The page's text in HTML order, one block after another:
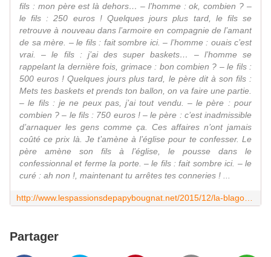
fils : mon père est là dehors… – l’homme : ok, combien ? –
le fils : 250 euros ! Quelques jours plus tard, le fils se
retrouve à nouveau dans l’armoire en compagnie de l’amant
de sa mère. – le fils : fait sombre ici. – l’homme : ouais c’est
vrai. – le fils : j’ai des super baskets… – l’homme se
rappelant la dernière fois, grimace : bon combien ? – le fils :
500 euros ! Quelques jours plus tard, le père dit à son fils :
Mets tes baskets et prends ton ballon, on va faire une partie.
– le fils : je ne peux pas, j’ai tout vendu. – le père : pour
combien ? – le fils : 750 euros ! – le père : c’est inadmissible
d’arnaquer les gens comme ça. Ces affaires n’ont jamais
coûté ce prix là. Je t’amène à l’église pour te confesser. Le
père amène son fils à l’église, le pousse dans le
confessionnal et ferme la porte. – le fils : fait sombre ici. – le
curé : ah non !, maintenant tu arrêtes tes conneries ! ...
Partager